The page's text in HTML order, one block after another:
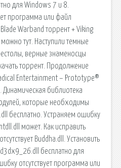
для Windows 7 и 8.
программа или файл
Warband торрент + Viking
тут. Наступили темные
верные знаменосцы
торрент. Продолжение
Entertainment – Prototype®
библиотека
которые необходимы
бесплатно. Устраняем ошибку
может. Как исправить
Buddha.dll. Установить
d3dx9_26.dll бесплатно для
отсутствует программа или